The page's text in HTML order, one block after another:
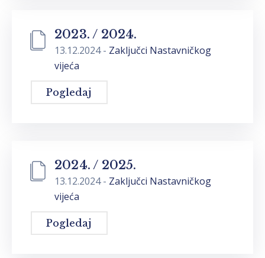
2023. / 2024.
13.12.2024- Zaključci Nastavničkog
vijeća
Pogledaj
2024. / 2025.
13.12.2024- Zaključci Nastavničkog
vijeća
Pogledaj